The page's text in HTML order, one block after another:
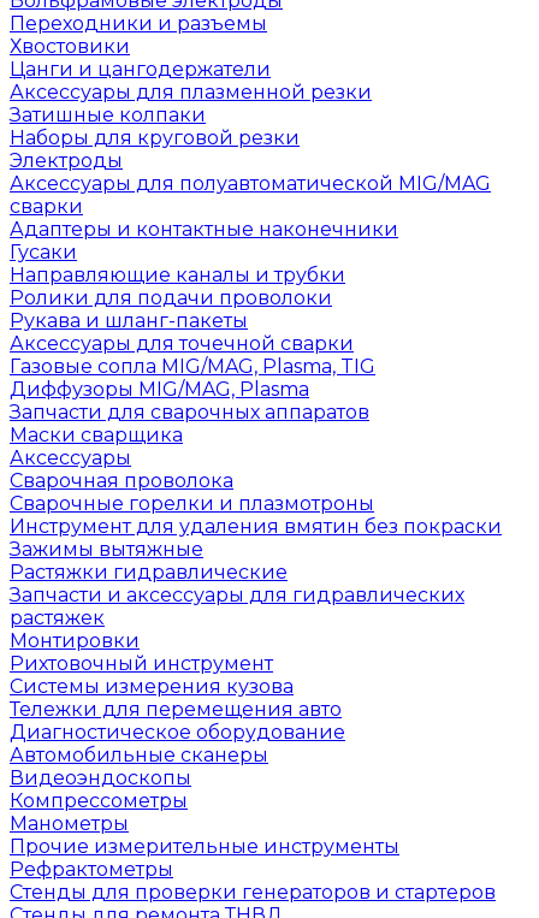
Переходники и разъемы
Хвостовики
Цанги и цангодержатели
Аксессуары для плазменной резки
Затишные колпаки
Наборы для круговой резки
Электроды
Аксессуары для полуавтоматической MIG/MAG
сварки
Адаптеры и контактные наконечники
Гусаки
Направляющие каналы и трубки
Ролики для подачи проволоки
Рукава и шланг-пакеты
Аксессуары для точечной сварки
Газовые сопла MIG/MAG, Plasma, TIG
Диффузоры MIG/MAG, Plasma
Запчасти для сварочных аппаратов
Маски сварщика
Аксессуары
Сварочная проволока
Сварочные горелки и плазмотроны
Инструмент для удаления вмятин без покраски
Зажимы вытяжные
Растяжки гидравлические
Запчасти и аксессуары для гидравлических
растяжек
Монтировки
Рихтовочный инструмент
Системы измерения кузова
Тележки для перемещения авто
Диагностическое оборудование
Автомобильные сканеры
Видеоэндоскопы
Компрессометры
Манометры
Прочие измерительные инструменты
Рефрактометры
Стенды для проверки генераторов и стартеров